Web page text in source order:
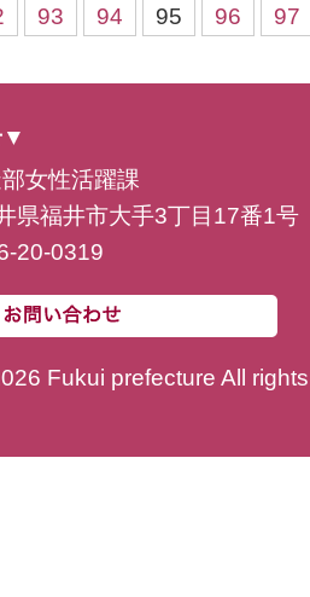
93 94 95 96 97
▼
女性活躍課
県福井市大手3丁目17番1号
20-0319
Fukui prefecture All